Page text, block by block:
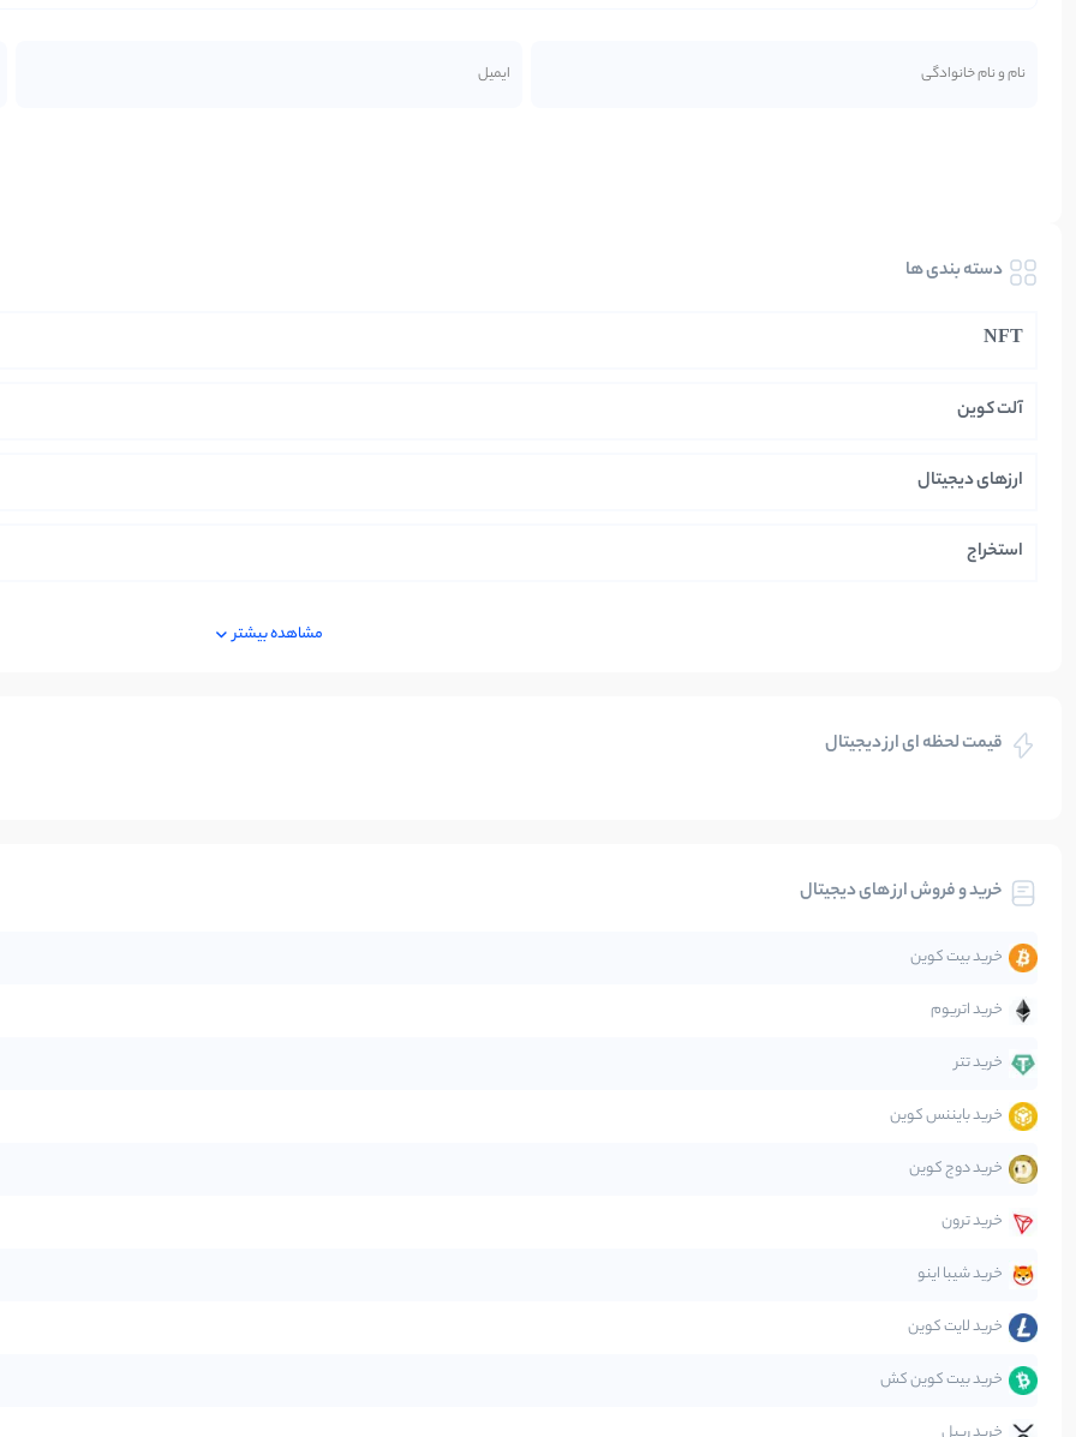
دسته بندی ها
NFT
آلت کوین
ارزهای دیجیتال
استخراج
بلاکچین
تحلیل
جهان
دیفای
صرافی‌ها
قانون‌گذاری
متاورس
مشاهده بیشتر
قیمت لحظه ای ارز دیجیتال
خرید و فروش ارز های دیجیتال
خرید بیت کوین
خرید اتریوم
خرید تتر
خرید بایننس کوین
خرید دوج کوین
خرید ترون
خرید شیبا اینو
خرید لایت کوین
خرید بیت کوین کش